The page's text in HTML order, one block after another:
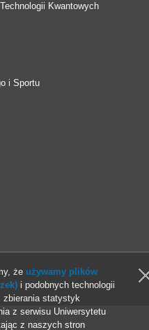
Kwantowych
i Sportu
Gdański
że używamy plików
i podobnych technologii
zbierania statystyk
z serwisu Uniwersytetu
z naszych stron